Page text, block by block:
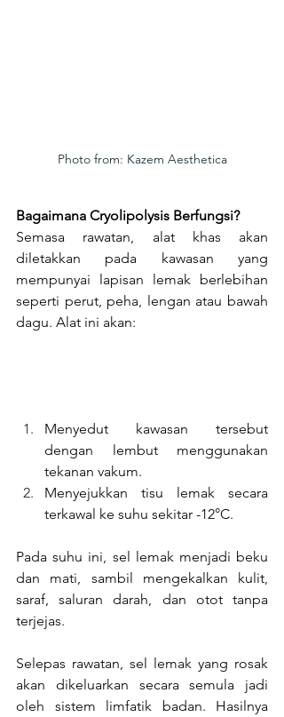
Photo from: Kazem Aesthetica
Bagaimana Cryolipolysis Berfungsi?
Semasa rawatan, alat khas akan
diletakkan pada kawasan yang
mempunyai lapisan lemak berlebihan
seperti perut, peha, lengan atau bawah
dagu. Alat ini akan:
Menyedut kawasan tersebut
dengan lembut menggunakan
tekanan vakum.
Menyejukkan tisu lemak secara
terkawal ke suhu sekitar -12°C.
Pada suhu ini, sel lemak menjadi beku
dan mati, sambil mengekalkan kulit,
saraf, saluran darah, dan otot tanpa
terjejas.
Selepas rawatan, sel lemak yang rosak
akan dikeluarkan secara semula jadi
oleh sistem limfatik badan. Hasilnya